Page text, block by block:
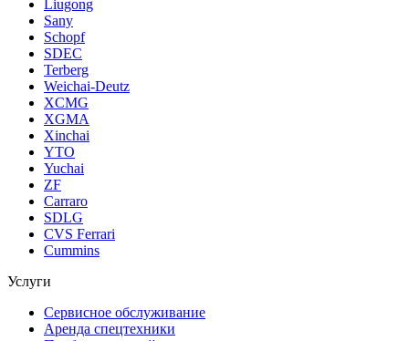
Liugong
Sany
Schopf
SDEC
Terberg
Weichai-Deutz
XCMG
XGMA
Xinchai
YTO
Yuchai
ZF
Carraro
SDLG
CVS Ferrari
Cummins
Услуги
Сервисное обслуживание
Аренда спецтехники